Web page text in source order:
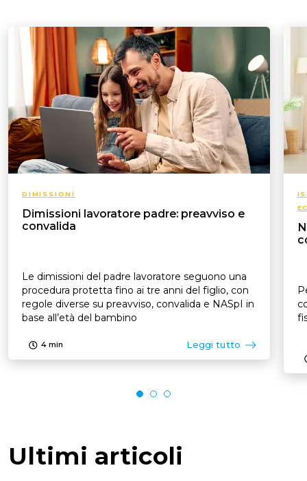
DIMISSIONI
Dimissioni lavoratore padre: preavviso e
convalida
Le dimissioni del padre lavoratore seguono una
procedura protetta fino ai tre anni del figlio, con
regole diverse su preavviso, convalida e NASpI in
base all’età del bambino
4 min Leggi tutto
Ultimi articoli